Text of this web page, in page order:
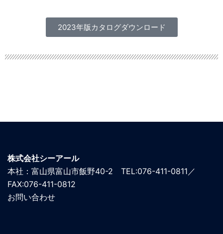
2023年版カタログダウンロード
株式会社シーアール
本社：富山県富山市飯野40-2 TEL:076-411-0811／
FAX:076-411-0812
お問い合わせ